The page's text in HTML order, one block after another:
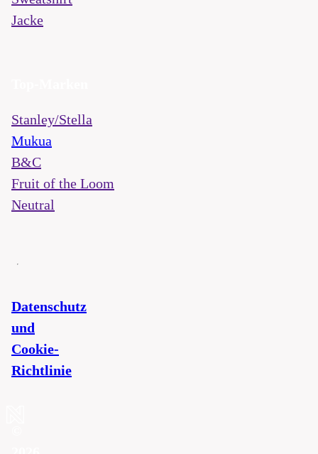
Jacke
Stanley/Stella
Mukua
B&C
Fruit of the Loom
Neutral
Datenschutz
und
Cookie-
Richtlinie